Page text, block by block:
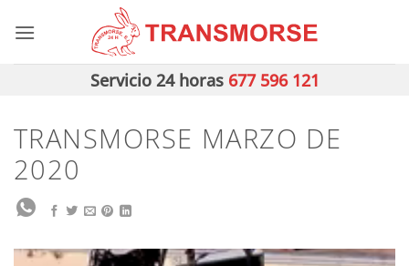
Servicio 24 horas 677 596 121
TRANSMORSE MARZO DE
2020